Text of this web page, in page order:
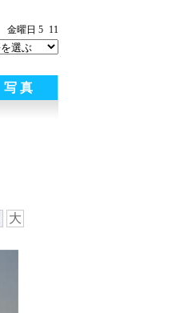
金曜日 5 11
写 真
大